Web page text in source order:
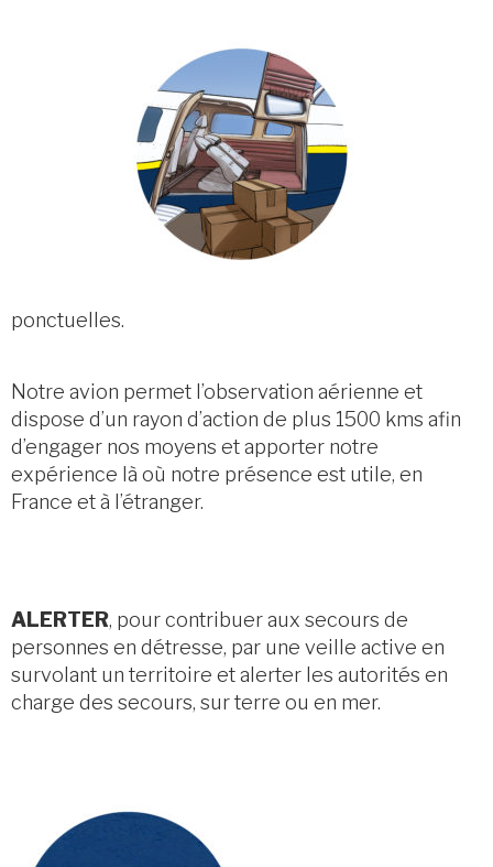
ponctuelles.
Notre avion permet l’observation aérienne et
dispose d’un rayon d’action de plus 1500 kms afin
d’engager nos moyens et apporter notre
expérience là où notre présence est utile, en
France et à l’étranger.
ALERTER, pour contribuer aux secours de
personnes en détresse, par une veille active en
survolant un territoire et alerter les autorités en
charge des secours, sur terre ou en mer.